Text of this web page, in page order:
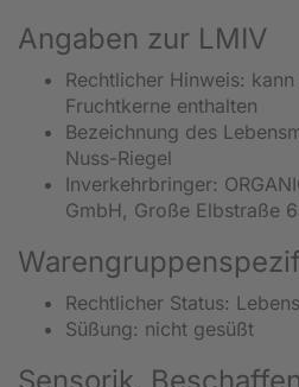
Angaben zur LMIV
Rechtlicher Hinweis:
Fruchtkerne enthalten
Bezeichnung des
Nuss-Riegel
Inverkehrbringer:
GmbH, Große Elbstraße
Rechtlicher Status:
Süßung: nicht gesüßt
Sensorik,